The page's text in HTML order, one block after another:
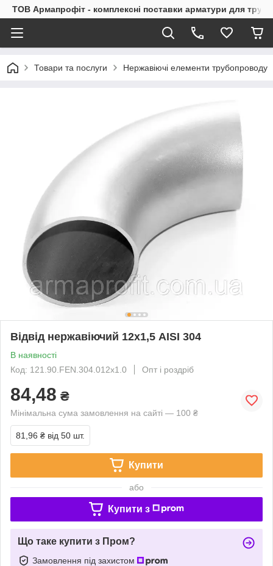
ТОВ Армапрофіт - комплексні поставки арматури для
Товари та послуги Нержавіючі елементи трубопроводу
Відвід нержавіючий 12х1,5 AISI 304
В наявності
Код: 121.90.FEN.304.012х1.0
Опт і роздріб
84,48 ₴
Мінімальна сума замовлення на сайті — 100 ₴
81,96 ₴ від 50 шт.
Купити
або
Купити з
Що таке купити з Пром?
Замовлення під захистом